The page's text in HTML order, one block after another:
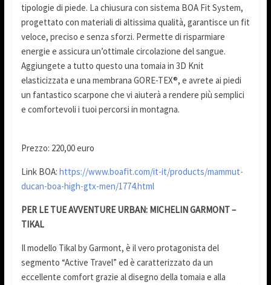
tipologie di piede. La chiusura con sistema BOA Fit System,
progettato con materiali di altissima qualità, garantisce un fit
veloce, preciso e senza sforzi. Permette di risparmiare
energie e assicura un’ottimale circolazione del sangue.
Aggiungete a tutto questo una tomaia in 3D Knit
elasticizzata e una membrana GORE-TEX®, e avrete ai piedi
un fantastico scarpone che vi aiuterà a rendere più semplici
e comfortevoli i tuoi percorsi in montagna.
Prezzo: 220,00 euro
Link BOA: https://www.boafit.com/it-it/products/mammut-
ducan-boa-high-gtx-men/1774.html
PER LE TUE AVVENTURE URBAN: MICHELIN GARMONT –
TIKAL
Il modello Tikal by Garmont, è il vero protagonista del
segmento “Active Travel” ed è caratterizzato da un
eccellente comfort grazie al disegno della tomaia e alla